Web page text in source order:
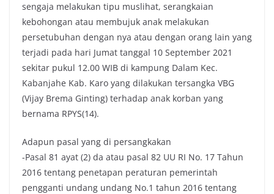
sengaja melakukan tipu muslihat, serangkaian
kebohongan atau membujuk anak melakukan
persetubuhan dengan nya atau dengan orang lain yang
terjadi pada hari Jumat tanggal 10 September 2021
sekitar pukul 12.00 WIB di kampung Dalam Kec.
Kabanjahe Kab. Karo yang dilakukan tersangka VBG
(Vijay Brema Ginting) terhadap anak korban yang
bernama RPYS(14).
Adapun pasal yang di persangkakan
-Pasal 81 ayat (2) da atau pasal 82 UU RI No. 17 Tahun
2016 tentang penetapan peraturan pemerintah
pengganti undang undang No.1 tahun 2016 tentang